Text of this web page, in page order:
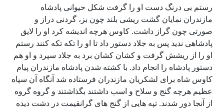
رستم بی درنگ دست او را گرفت شکل حیوانی پادشاه
مازندران نمایان گشت ریشی بلند چون بز، گردنی دراز و
صورتی چون گراز داشت. کاوس هرچه اندیشه کرد او را لایق
پادشاهی ندید پس به جلاد دستور داد تا او را تکه تکه کنند رستم
او را از ریشش گرفت و کشان کشان برد به جلاد سپرد و او هم
دستور پادشاه را انجام داد. با کشته شدن پادشاه مازندران پیام
کاوس شاه برای لشکریان مازندران فرستاده شد آنگاه آن سپاه
عظیم هرچه گنج و سلاح و اسب داشتند بگذاشتند و گروه گروه
از آنجا دور شدند. تپه هایی از گنج های گرانقیمت در دشت دیده